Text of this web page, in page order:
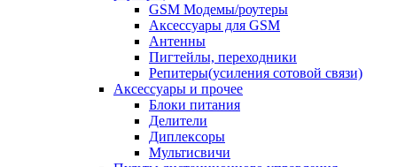
GSM Модемы/роутеры
Аксессуары для GSM
Антенны
Пигтейлы, переходники
Репитеры(усиления сотовой связи)
Аксессуары и прочее
Блоки питания
Делители
Диплексоры
Мультисвичи